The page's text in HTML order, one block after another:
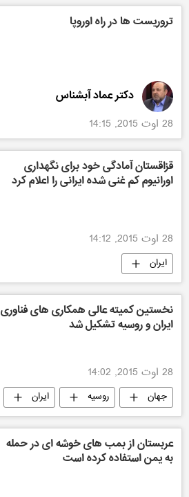
تروریست ها در راه اوروپا
دکتر عماد آبشناس
28 اوت 2015, 14:15
قزاقستان آمادگی خود برای نگهداری
اورانیوم کم غنی شده ایرانی را اعلام کرد
28 اوت 2015, 14:12
ایران
نخستین کمیته عالی همکاری های فناوری
ایران و روسیه تشکیل شد
28 اوت 2015, 14:02
جهان روسیه ایران
عربستان از بمب های خوشه ای در حمله
به یمن استفاده کرده است